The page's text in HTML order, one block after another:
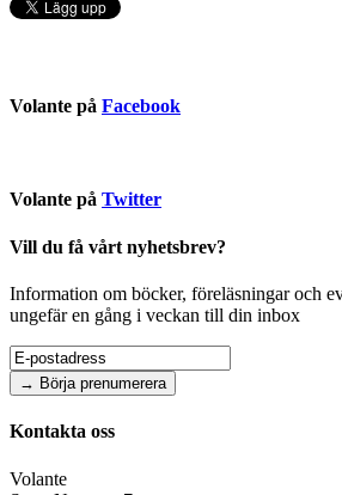
Volante på Facebook
Volante på Twitter
Vill du få vårt nyhetsbrev?
Information om böcker, föreläsningar och
ungefär en gång i veckan till din inbox
Kontakta oss
Volante